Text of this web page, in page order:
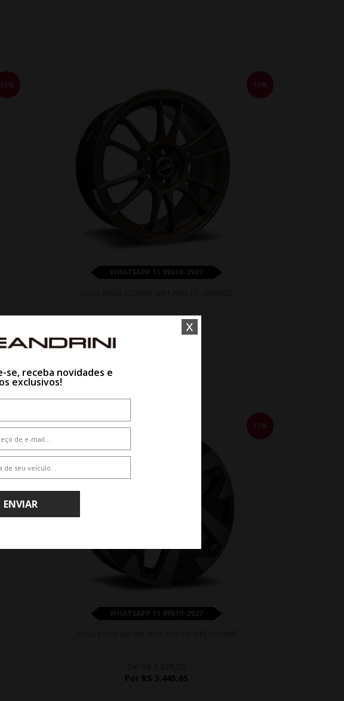
WHATSAPP 11 99610-2927
Por R$ 3.582,00
10%
WHATSAPP 11 99610-2927
10%
Por R$ 3.445,65
x
se, receba novidades e
exclusivos!
ENVIAR